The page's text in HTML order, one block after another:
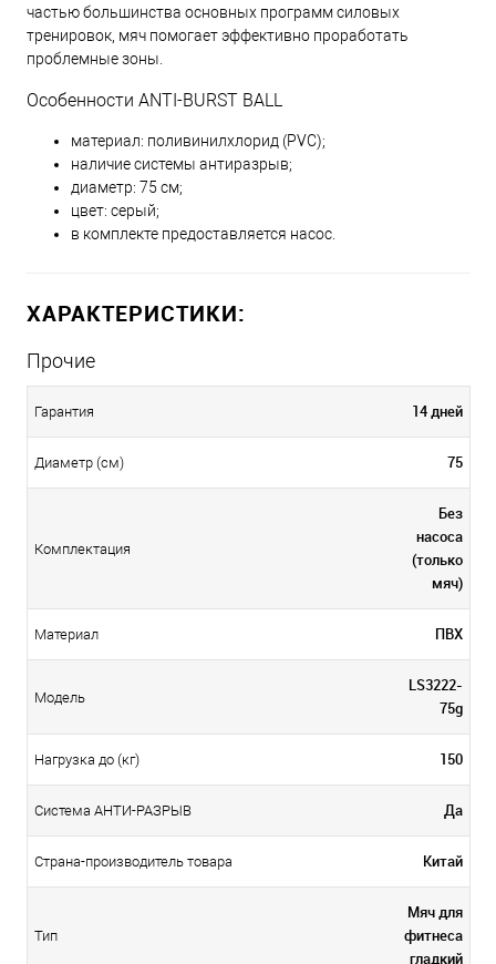
частью большинства основных программ силовых
тренировок, мяч помогает эффективно проработать
проблемные зоны.
Особенности ANTI-BURST BALL
материал: поливинилхлорид (PVC);
наличие системы антиразрыв;
диаметр: 75 см;
цвет: серый;
в комплекте предоставляется насос.
ХАРАКТЕРИСТИКИ:
Прочие
Гарантия 14 дней
Диаметр (см) 75
Комплектация
Без
насоса
(только
мяч)
Материал ПВХ
Модель
LS3222-
75g
Нагрузка до (кг) 150
Система АНТИ-РАЗРЫВ Да
Страна-производитель товара Китай
Тип
Мяч для
фитнеса
гладкий